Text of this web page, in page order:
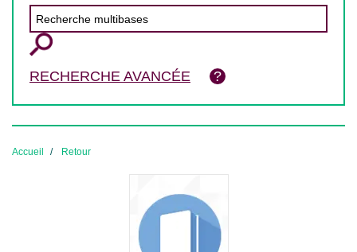
RECHERCHE AVANCÉE
Accueil Retour